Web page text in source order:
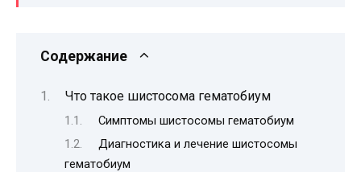
Содержание
Что такое шистосома гематобиум
Симптомы шистосомы гематобиум
Диагностика и лечение шистосомы
гематобиум